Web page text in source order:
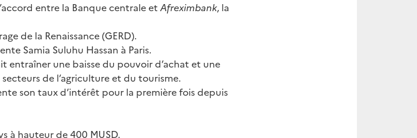
entre la Banque centrale et Afreximbank, la
de la Renaissance (GERD).
Samia Suluhu Hassan à Paris.
entraîner une baisse du pouvoir d’achat et une
de l’agriculture et du tourisme.
son taux d’intérêt pour la première fois depuis
à hauteur de 400 MUSD.